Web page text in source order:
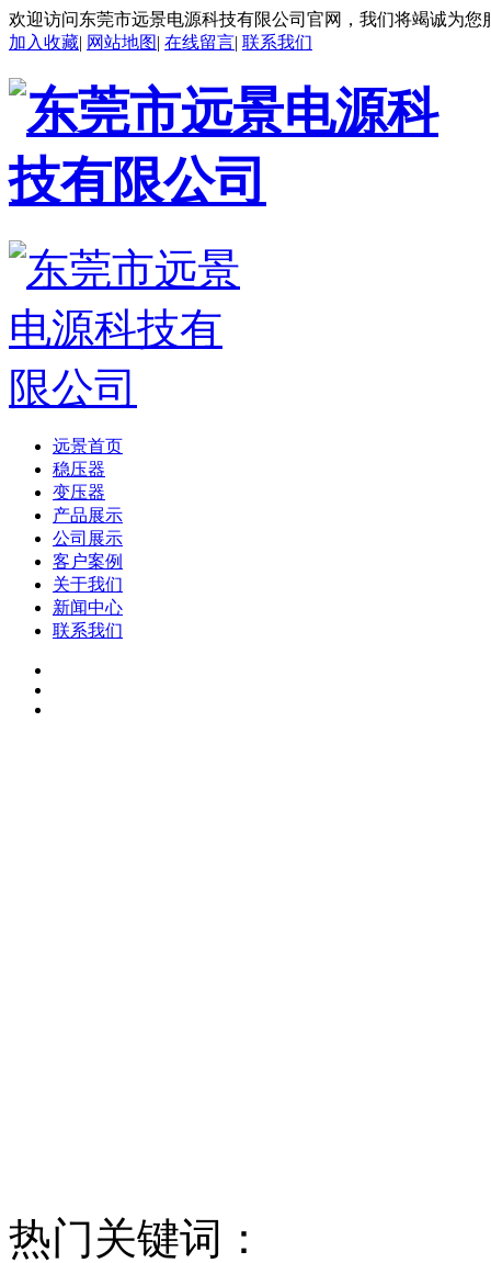
欢迎访问东莞市远景电源科技有限公司官网，我们将竭诚为您
加入收藏| 网站地图| 在线留言| 联系我们
远景首页
稳压器
变压器
产品展示
公司展示
客户案例
关于我们
新闻中心
联系我们
热门关键词：